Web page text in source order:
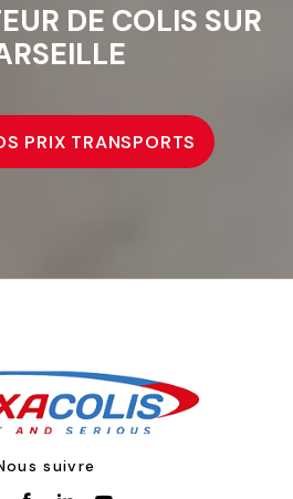
DE COLIS SUR
PRIX TRANSPORTS
suivre